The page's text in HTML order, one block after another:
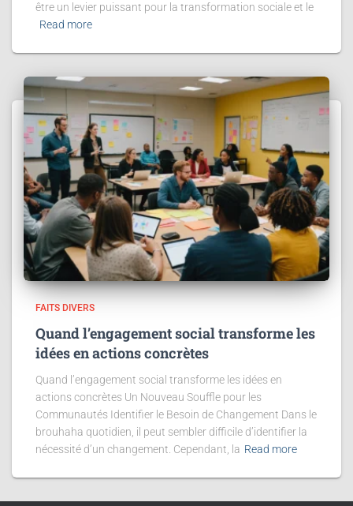
être un levier puissant pour la transformation sociale et le
Read more
FAITS DIVERS
Quand l’engagement social transforme les
idées en actions concrètes
Quand l’engagement social transforme les idées en
actions concrètes Un Nouveau Souffle pour les
Communautés Identifier le Besoin de Changement Dans le
brouhaha quotidien, il peut sembler difficile d’identifier la
nécessité d’un changement. Cependant, la Read more